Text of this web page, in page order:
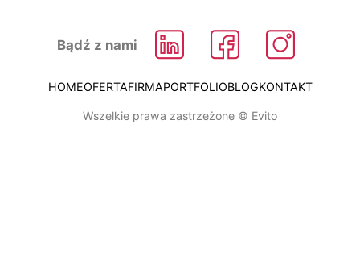
Bądź z nami
HOMEOFERTAFIRMAPORTFOLIOBLOGKONTAKT
Wszelkie prawa zastrzeżone © Evito